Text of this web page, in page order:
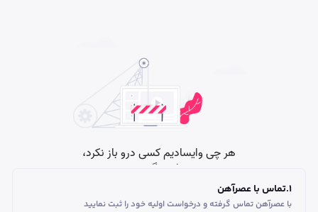
1
.تماس با عصرآهن
با عصرآهن تماس گرفته و درخواست اولیه خود را ثبت نمایید